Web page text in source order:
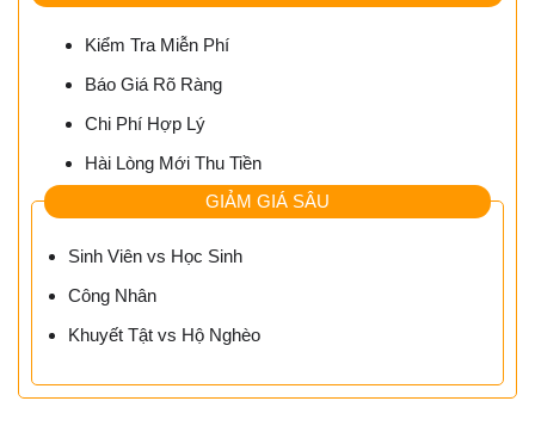
Kiểm Tra Miễn Phí
Báo Giá Rõ Ràng
Chi Phí Hợp Lý
Hài Lòng Mới Thu Tiền
GIẢM GIÁ SÂU
Sinh Viên vs Học Sinh
Công Nhân
Khuyết Tật vs Hộ Nghèo